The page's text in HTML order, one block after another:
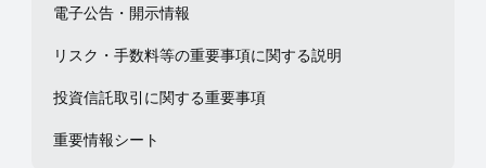
電子公告・開示情報
リスク・手数料等の重要事項に関する説明
投資信託取引に関する重要事項
重要情報シート